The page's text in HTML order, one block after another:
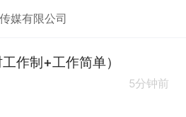
媒有限公司
作制+工作简单）
5分钟前